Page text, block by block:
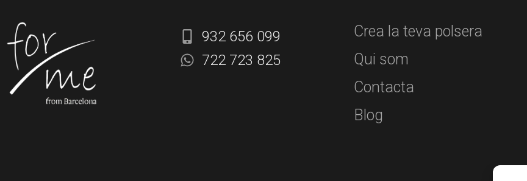
932 656 099
722 723 825
Crea la teva polsera
Qui som
Contacta
Blog